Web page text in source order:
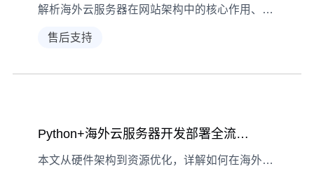
解析海外云服务器在网站架构中的核心作用、数据模型设计技巧、查询优化方法及实际部署注意事项，助企业高效利用海外云资源提升全球用户访问体验。
售后支持
Python+海外云服务器开发部署全流程指南
本文从硬件架构到资源优化，详解如何在海外云服务器上搭建Python环境、部署应用及优化运行，助力开发者高效利用云资源。